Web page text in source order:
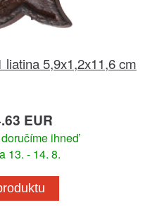
5,9x1,2x11,6 cm
EUR
ihneď
13. - 14. 8.